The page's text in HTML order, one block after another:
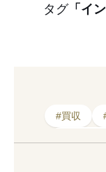
タグ「イ
#買収